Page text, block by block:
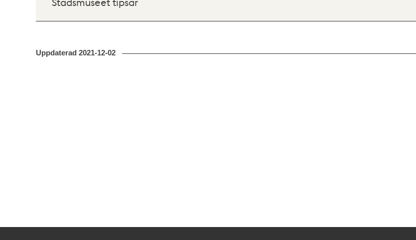
Uppdaterad 2021-12-02